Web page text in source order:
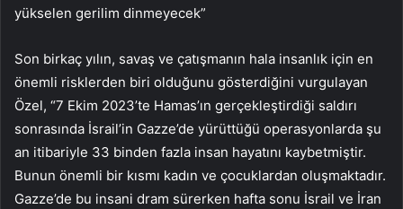
yükselen gerilim dinmeyecek”
Son birkaç yılın, savaş ve çatışmanın hala insanlık için en
önemli risklerden biri olduğunu gösterdiğini vurgulayan
Özel, “7 Ekim 2023’te Hamas’ın gerçekleştirdiği saldırı
sonrasında İsrail’in Gazze’de yürüttüğü operasyonlarda şu
an itibariyle 33 binden fazla insan hayatını kaybetmiştir.
Bunun önemli bir kısmı kadın ve çocuklardan oluşmaktadır.
Gazze’de bu insani dram sürerken hafta sonu İsrail ve İran